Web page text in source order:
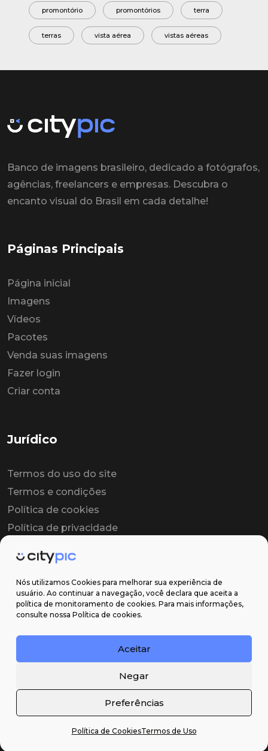
Nós utilizamos Cookies para melhorar sua experiência de
usuário. Ao continuar a navegação, você declara que aceita a
política de monitoramento de cookies. Para mais informações,
consulte nossa Política de cookies.
Aceitar
Negar
Preferências
Política de CookiesTermos de Uso
promontório promontórios terra
terras vista aérea vistas aéreas
Banco de imagens brasileiro, dedicado a fotógrafos,
agências, freelancers e empresas. Descubra o
encanto visual do Brasil em cada detalhe!
Páginas Principais
Página inicial
Imagens
Vídeos
Pacotes
Venda suas imagens
Fazer login
Criar conta
Jurídico
Termos do uso do site
Termos e condições
Política de cookies
Política de privacidade
Contrato de licença
Suporte
Email: contato@citypic.com.br